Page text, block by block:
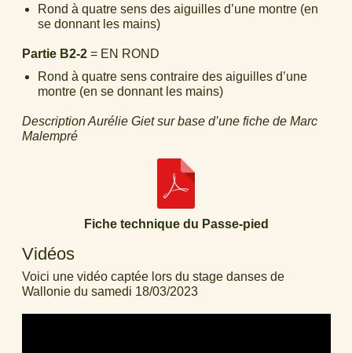
Rond à quatre sens des aiguilles d’une montre (en
se donnant les mains)
Partie B2-2= EN ROND
Rond à quatre sens contraire des aiguilles d’une
montre (en se donnant les mains)
Description Aurélie Giet sur base d’une fiche de Marc
Malempré
Fiche technique du Passe-pied
Vidéos
Voici une vidéo captée lors du stage danses de
Wallonie du samedi 18/03/2023